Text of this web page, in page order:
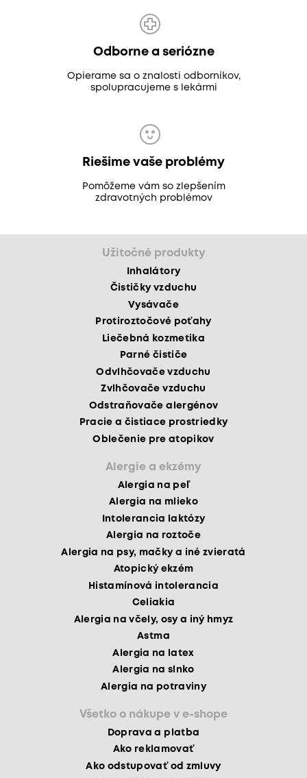
Odborne a seriózne
Opierame sa o znalosti odborníkov,
spolupracujeme s lekármi
Riešime vaše problémy
Pomôžeme vám so zlepšením
zdravotných problémov
Užitočné produkty
Inhalátory
Čističky vzduchu
Vysávače
Protiroztočové poťahy
Liečebná kozmetika
Parné čističe
Odvlhčovače vzduchu
Zvlhčovače vzduchu
Odstraňovače alergénov
Pracie a čistiace prostriedky
Oblečenie pre atopikov
Alergie a ekzémy
Alergia na peľ
Alergia na mlieko
Intolerancia laktózy
Alergia na roztoče
Alergia na psy, mačky a iné zvieratá
Atopický ekzém
Histamínová intolerancia
Celiakia
Alergia na včely, osy a iný hmyz
Astma
Alergia na latex
Alergia na slnko
Alergia na potraviny
Všetko o nákupe v e-shope
Doprava a platba
Ako reklamovať
Ako odstupovať od zmluvy